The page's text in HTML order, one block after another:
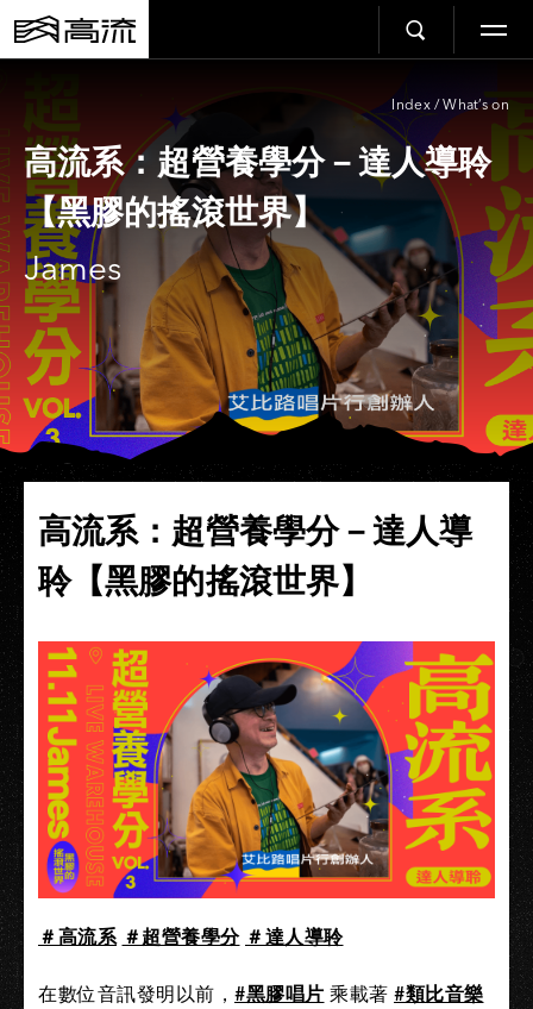
Index / What’s on
高流系：超營養學分－達人導聆
【黑膠的搖滾世界】
James
高流系：超營養學分－達人導
聆【黑膠的搖滾世界】
＃高流系 ＃超營養學分 ＃達人導聆
在數位音訊發明以前， #黑膠唱片 乘載著 #類比音樂